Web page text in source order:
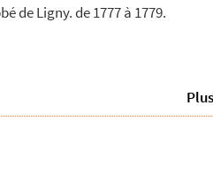
de Ligny. de 1777 à 1779.
Plus